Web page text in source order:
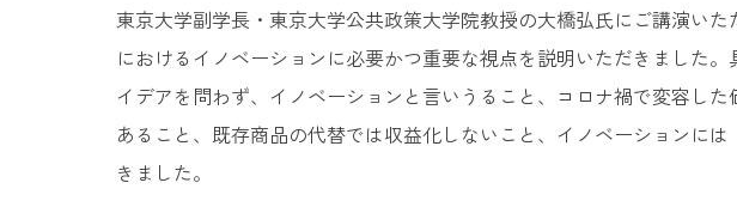
東京大学副学長・東京大学公共政策大学院教授の大橋弘氏にご講演い
におけるイノベーションに必要かつ重要な視点を説明いただきました
イデアを問わず、イノベーションと言いうること、コロナ禍で変容し
あること、既存商品の代替では収益化しないこと、イノベーションに
きました。